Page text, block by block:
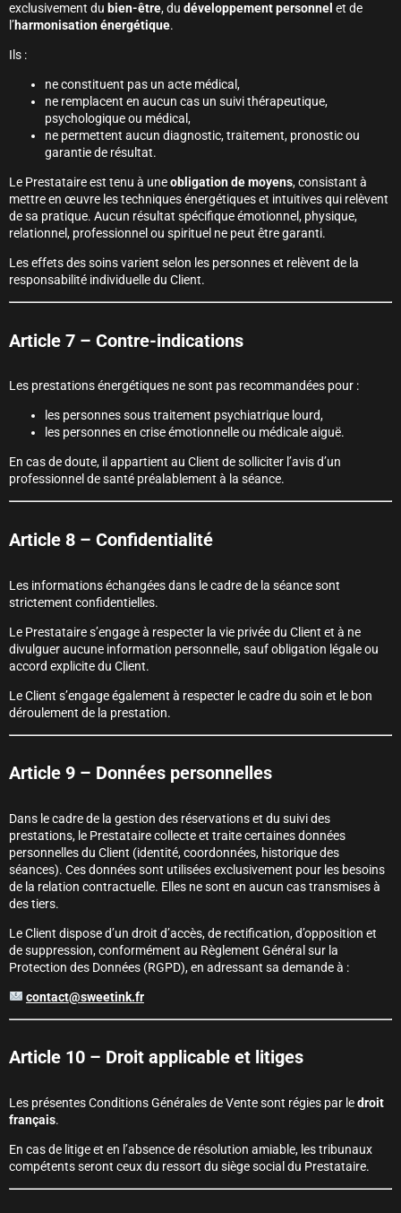
exclusivement du bien-être, du développement personnel et de
l’harmonisation énergétique.
Ils :
ne constituent pas un acte médical,
ne remplacent en aucun cas un suivi thérapeutique,
psychologique ou médical,
ne permettent aucun diagnostic, traitement, pronostic ou
garantie de résultat.
Le Prestataire est tenu à uneobligation de moyens, consistant à
mettre en œuvre les techniques énergétiques et intuitives qui relèvent
de sa pratique. Aucun résultat spécifique émotionnel, physique,
relationnel, professionnel ou spirituel ne peut être garanti.
Les effets des soins varient selon les personnes et relèvent de la
responsabilité individuelle du Client.
Article 7 – Contre-indications
Les prestations énergétiques ne sont pas recommandées pour :
les personnes sous traitement psychiatrique lourd,
les personnes en crise émotionnelle ou médicale aiguë.
En cas de doute, il appartient au Client de solliciter l’avis d’un
professionnel de santé préalablement à la séance.
Article 8 – Confidentialité
Les informations échangées dans le cadre de la séance sont
strictement confidentielles.
Le Prestataire s’engage à respecter la vie privée du Client et à ne
divulguer aucune information personnelle, sauf obligation légale ou
accord explicite du Client.
Le Client s’engage également à respecter le cadre du soin et le bon
déroulement de la prestation.
Article 9 – Données personnelles
Dans le cadre de la gestion des réservations et du suivi des
prestations, le Prestataire collecte et traite certaines données
personnelles du Client (identité, coordonnées, historique des
séances). Ces données sont utilisées exclusivement pour les besoins
de la relation contractuelle. Elles ne sont en aucun cas transmises à
des tiers.
Le Client dispose d’un droit d’accès, de rectification, d’opposition et
de suppression, conformément au Règlement Général sur la
Protection des Données (RGPD), en adressant sa demande à :
contact@sweetink.fr
Article 10 – Droit applicable et litiges
Les présentes Conditions Générales de Vente sont régies par ledroit
français.
En cas de litige et en l’absence de résolution amiable, les tribunaux
compétents seront ceux du ressort du siège social du Prestataire.